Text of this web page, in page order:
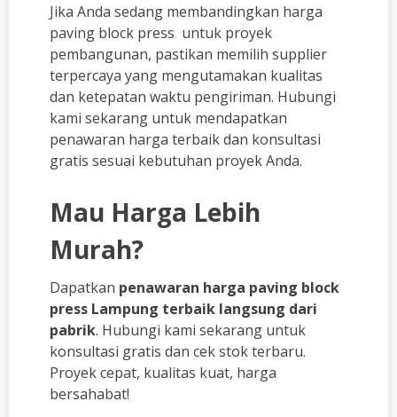
Jika Anda sedang membandingkan harga
paving block press untuk proyek
pembangunan, pastikan memilih supplier
terpercaya yang mengutamakan kualitas
dan ketepatan waktu pengiriman. Hubungi
kami sekarang untuk mendapatkan
penawaran harga terbaik dan konsultasi
gratis sesuai kebutuhan proyek Anda.
Mau Harga Lebih
Murah?
Dapatkan penawaran harga paving block
press Lampung terbaik langsung dari
pabrik. Hubungi kami sekarang untuk
konsultasi gratis dan cek stok terbaru.
Proyek cepat, kualitas kuat, harga
bersahabat!